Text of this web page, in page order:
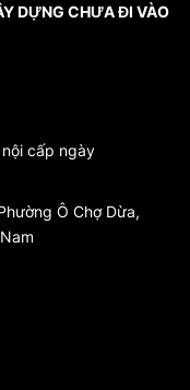
DỰNG CHƯA ĐI VÀO
cấp ngày
Ô Chợ Dừa,